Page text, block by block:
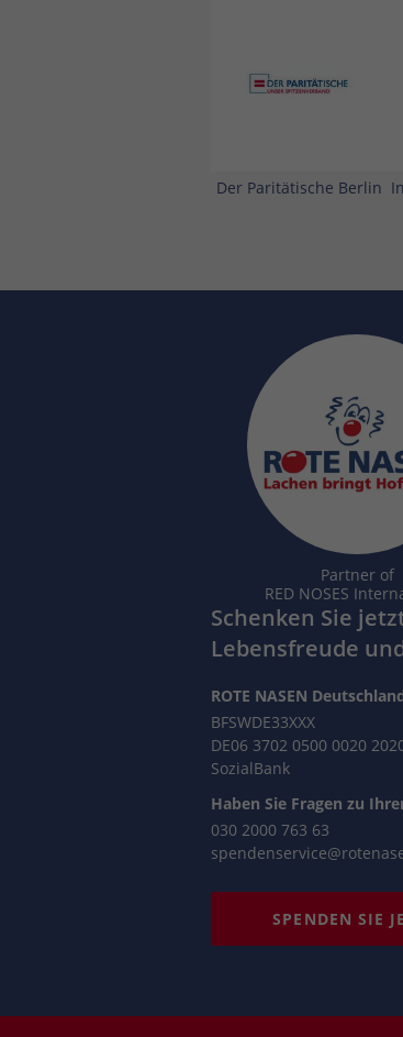
Der Paritätische Berlin
Partner of
RED NOSES
Schenken Sie
Lebensfreude
ROTE NASEN
BFSWDE33XXX
DE06 3702 0500 0020
SozialBank
Haben Sie Fragen zu
030 2000 763 63
SPENDEN SIE